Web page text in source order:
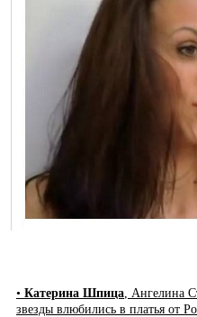
• Катерина Шпица , Ангелина
звезды влюбились в платья от